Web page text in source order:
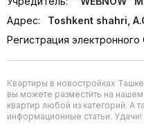
Адрес:
Toshkent shahri,
Регистрация
Квартиры в новостройках
вы можете разместить на
квартир любой из категорий. А
информационные статьи. Удачи!